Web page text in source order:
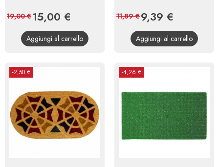
Prezzo
15,00 €
base
19,00 €
Aggiungi al carrello
Prezzo
9,39 €
base
11,89 €
Aggiungi al carrello
-2,50 € -4,26 €